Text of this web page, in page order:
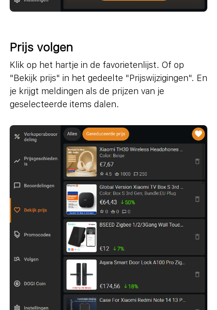
Prijs volgen
Klik op het hartje in de favorietenlijst. Of op
"Bekijk prijs" in het gedeelte "Prijswijzigingen". En
je krijgt meldingen als de prijzen van je
geselecteerde items dalen.